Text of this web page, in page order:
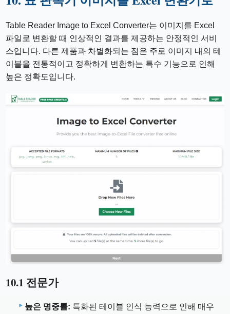
Table Reader Image to Excel Converter는 이미지를 Excel
파일로 변환할 때 인상적인 결과를 제공하는 안정적인 서비
스입니다. 다른 제품과 차별화되는 점은 주로 이미지 내의 테
이블을 전통적이고 정확하게 변환하는 특수 기능으로 인해
높은 정확도입니다.
10.1 전문가
높은 명중률: 특화된 테이블 인식 능력으로 인해 매우